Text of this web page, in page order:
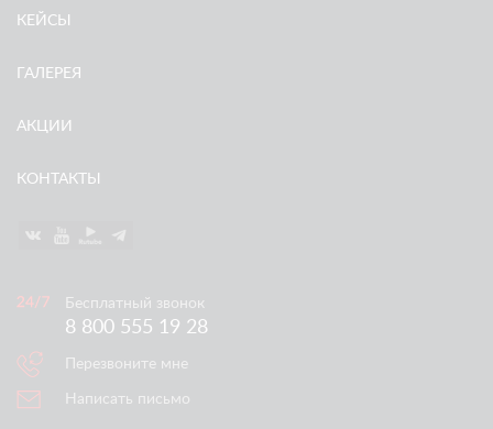
КЕЙСЫ
ГАЛЕРЕЯ
АКЦИИ
КОНТАКТЫ
Бесплатный звонок
8 800 555 19 28
Перезвоните мне
Написать письмо